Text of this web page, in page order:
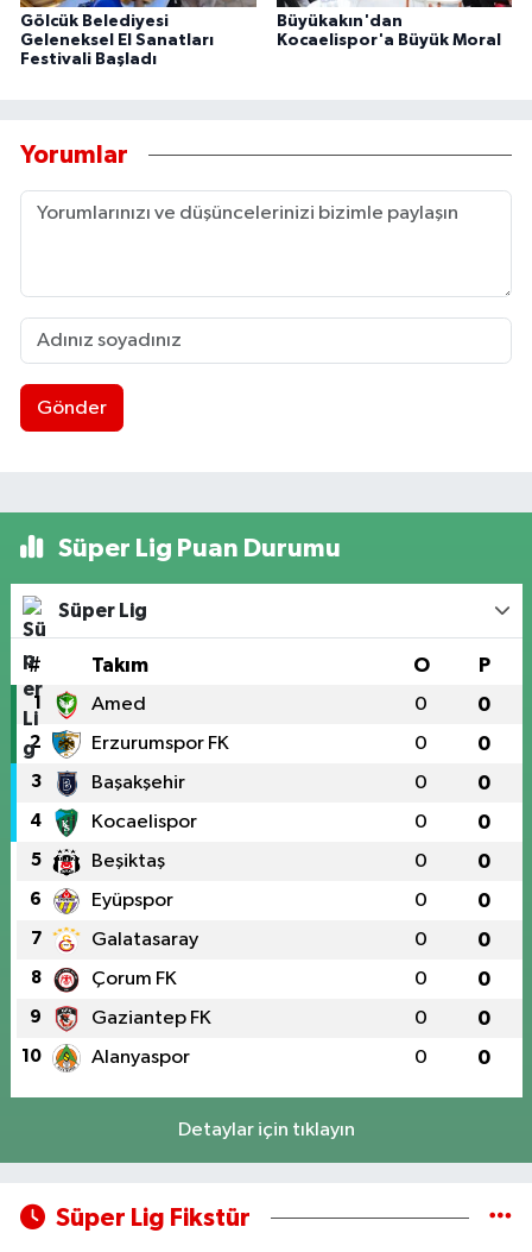
Gölcük Belediyesi
Geleneksel El Sanatları
Festivali Başladı
Büyükakın'dan
Kocaelispor'a Büyük Moral
Yorumlar
Gönder
Süper Lig Puan Durumu
Süper Lig
# Takım O P
1 Amed 0 0
2 Erzurumspor FK 0 0
3 Başakşehir 0 0
4 Kocaelispor 0 0
5 Beşiktaş 0 0
6 Eyüpspor 0 0
7 Galatasaray 0 0
8 Çorum FK 0 0
9 Gaziantep FK 0 0
10 Alanyaspor 0 0
Detaylar için tıklayın
Süper Lig Fikstür